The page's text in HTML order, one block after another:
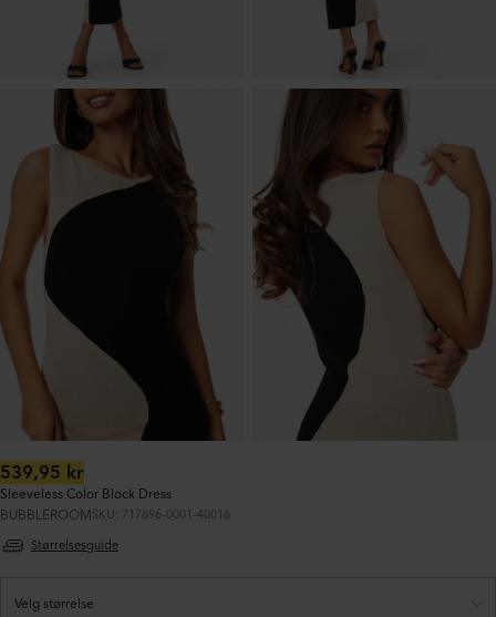
Ordinær
pris:
539,95 kr
Sleeveless Color Block Dress
BUBBLEROOMSKU: 717696-0001-40016
Størrelsesguide